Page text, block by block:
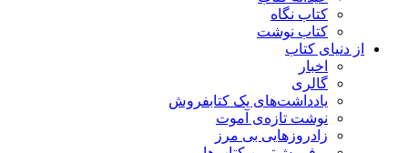
کتاب نگاه
کتاب نوشت
از دنیای کتاب
اخبار
گالری
یادداشت‌های یک کتابفروش
نوشت تازه‌ی آموت
زادروزهایی بی مرز